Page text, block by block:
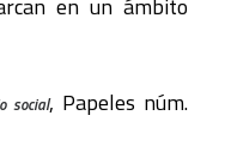
en un ámbito
social, Papeles núm.